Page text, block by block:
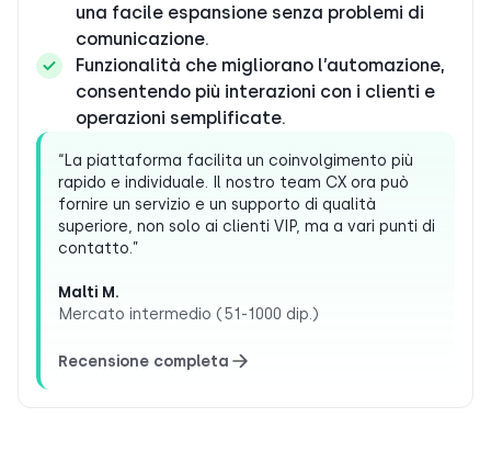
una facile espansione senza problemi di
comunicazione.
Funzionalità che migliorano l’automazione,
consentendo più interazioni con i clienti e
operazioni semplificate.
“La piattaforma facilita un coinvolgimento più
rapido e individuale. Il nostro team CX ora può
fornire un servizio e un supporto di qualità
superiore, non solo ai clienti VIP, ma a vari punti di
contatto.”
Malti M.
Mercato intermedio (51-1000 dip.)
Recensione completa